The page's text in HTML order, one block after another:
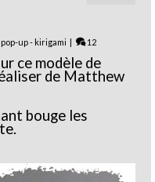
up - kirigami | 12
ce modèle de
de Matthew
bouge les